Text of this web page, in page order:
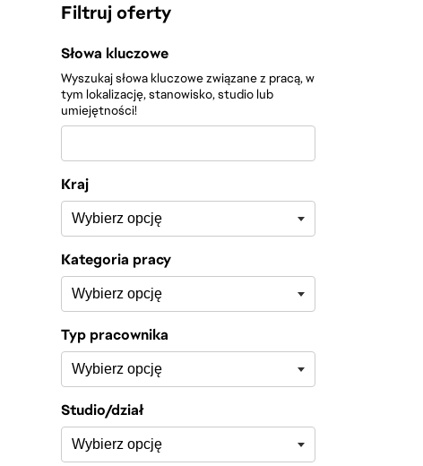
Filtruj oferty
Filtruj oferty
Słowa kluczowe
Wyszukaj słowa kluczowe związane z pracą, w
tym lokalizację, stanowisko, studio lub
umiejętności!
Kraj
Kategoria pracy
Typ pracownika
Studio/dział